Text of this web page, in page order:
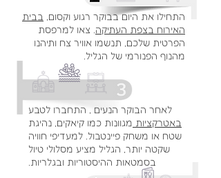
התחילו את היום בבוקר רגוע וקסום, בבית
האירוח בצפת העתיקה . צאו למרפסת
הפרטית שלכם, תנשמו אוויר צח ותיהנו
מהנוף הפנורמי של הגליל.
לאחר הבוקר הנעים , התחברו לטבע
באטרקציות מגוונות כמו קיאקים, נהיגת
שטח או משחק פיינטבול. למעדיפי חוויה
שקטה יותר, הגליל מציע מסלולי טיול
בסמטאות ההיסטוריות ובגלריות.